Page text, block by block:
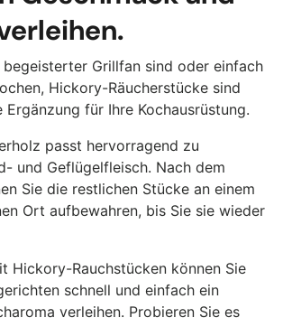
begeisterter Grillfan sind oder einfach
Hickory-Räucherstücke sind
für Ihre Kochausrüstung.
passt hervorragend zu
und Geflügelfleisch. Nach dem
Sie die restlichen Stücke an einem
Ort aufbewahren, bis Sie sie wieder
Hickory-Rauchstücken können Sie
schnell und einfach ein
verleihen. Probieren Sie es